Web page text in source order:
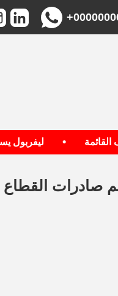
ليفربول